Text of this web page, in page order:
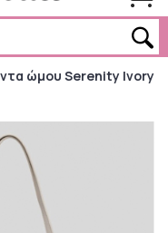
ώμου Serenity Ivory